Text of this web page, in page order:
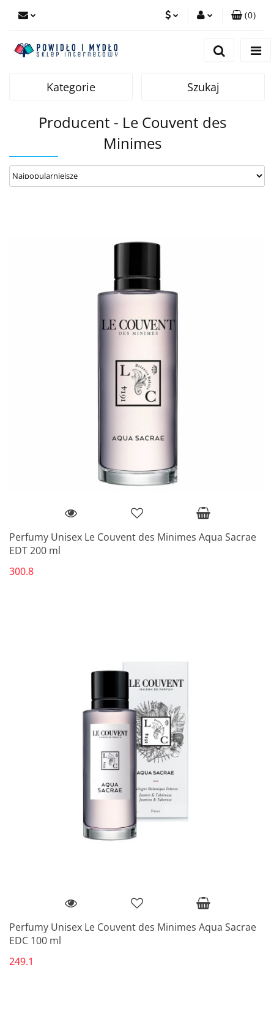
Dodaj zgłoszenie
(0)
Kategorie Szukaj
Producent - Le Couvent des
Minimes
Perfumy Unisex Le Couvent des Minimes Aqua Sacrae
EDT 200 ml
300.8
Perfumy Unisex Le Couvent des Minimes Aqua Sacrae
EDC 100 ml
249.1